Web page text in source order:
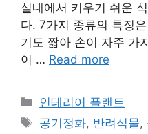
실내에서 키우기 쉬운
다. 7가지 종류의 특징
기도 짧아 손이 자주 가
이 … Read more
Categories
인테리어 플랜트
Tags
공기정화, 반려식물,